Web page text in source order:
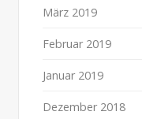
März 2019
Februar 2019
Januar 2019
Dezember 2018